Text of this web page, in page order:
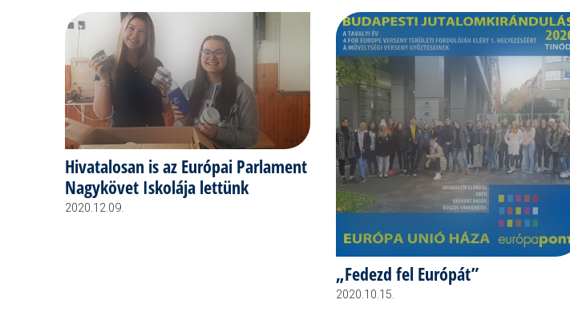
Hivatalosan is az Európai Parlament
Nagykövet Iskolája lettünk
2020.12.09.
„Fedezd fel Európát”
2020.10.15.